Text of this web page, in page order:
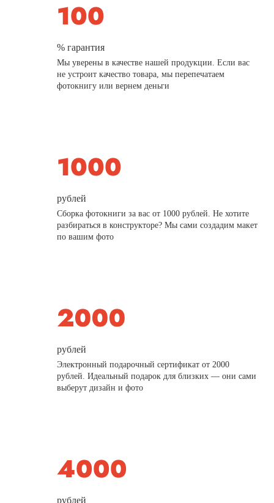
% гарантия
Мы уверены в качестве нашей продукции. Если вас
не устроит качество товара, мы перепечатаем
фотокнигу или вернем деньги
рублей
Сборка фотокниги за вас от 1000 рублей. Не хотите
разбираться в конструкторе? Мы сами создадим макет
по вашим фото
рублей
Электронный подарочный сертификат от 2000
рублей. Идеальный подарок для близких — они сами
выберут дизайн и фото
рублей